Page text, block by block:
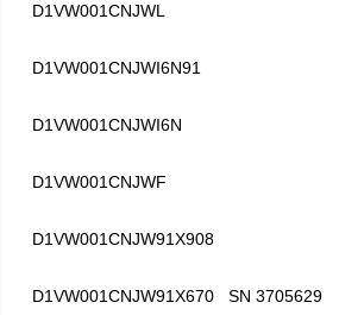
D1VW001CNJWL
D1VW001CNJWI6N91
D1VW001CNJWI6N
D1VW001CNJWF
D1VW001CNJW91X908
D1VW001CNJW91X670 SN 3705629